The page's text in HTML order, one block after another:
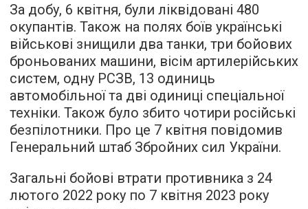
За добу, 6 квітня, були ліквідовані 480
окупантів. Також на полях боїв українські
військові знищили два танки, три бойових
броньованих машини, вісім артилерійських
систем, одну РСЗВ, 13 одиниць
автомобільної та дві одиниці спеціальної
техніки. Також було збито чотири російські
безпілотники. Про це 7 квітня повідомив
Генеральний штаб Збройних сил України.
Загальні бойові втрати противника з 24
лютого 2022 року по 7 квітня 2023 року